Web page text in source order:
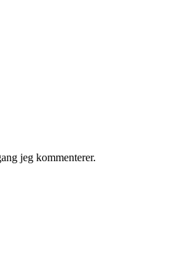
jeg kommenterer.